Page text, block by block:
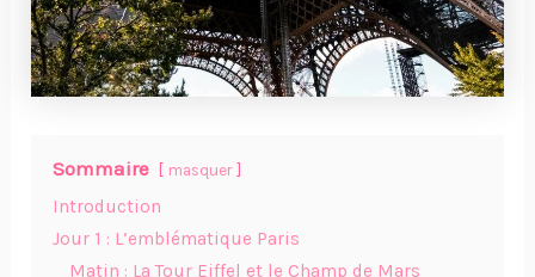
Sommaire masquer
Introduction
Jour 1 : L’emblématique Paris
Matin : La Tour Eiffel et le Champ de Mars